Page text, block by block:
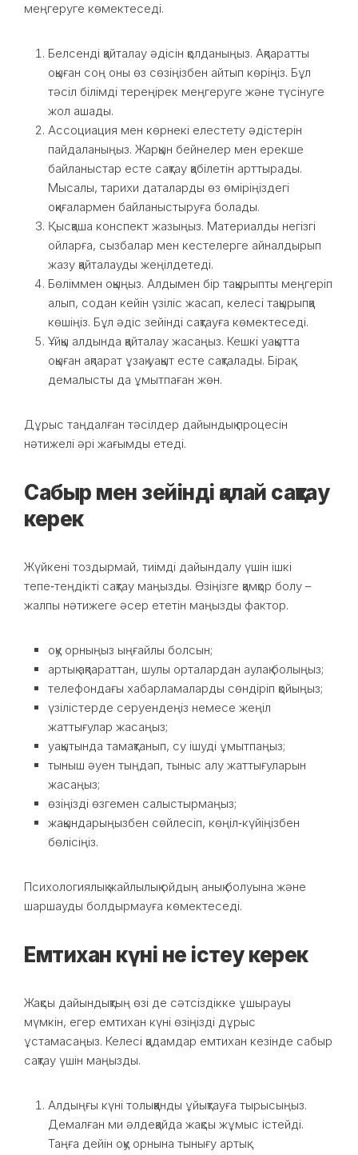
меңгеруге көмектеседі.
Белсенді қайталау әдісін қолданыңыз. Ақпаратты
оқыған соң оны өз сөзіңізбен айтып көріңіз. Бұл
тәсіл білімді тереңірек меңгеруге және түсінуге
жол ашады.
Ассоциация мен көрнекі елестету әдістерін
пайдаланыңыз. Жарқын бейнелер мен ерекше
байланыстар есте сақтау қабілетін арттырады.
Мысалы, тарихи даталарды өз өміріңіздегі
оқиғалармен байланыстыруға болады.
Қысқаша конспект жазыңыз. Материалды негізгі
ойларға, сызбалар мен кестелерге айналдырып
жазу қайталауды жеңілдетеді.
Бөліммен оқыңыз. Алдымен бір тақырыпты меңгеріп
алып, содан кейін үзіліс жасап, келесі тақырыпқа
көшіңіз. Бұл әдіс зейінді сақтауға көмектеседі.
Ұйқы алдында қайталау жасаңыз. Кешкі уақытта
оқыған ақпарат ұзақ уақыт есте сақталады. Бірақ
демалысты да ұмытпаған жөн.
Дұрыс таңдалған тәсілдер дайындық процесін
нәтижелі әрі жағымды етеді.
Сабыр мен зейінді қалай сақтау
керек
Жүйкені тоздырмай, тиімді дайындалу үшін ішкі
тепе‑теңдікті сақтау маңызды. Өзіңізге қамқор болу –
жалпы нәтижеге әсер ететін маңызды фактор.
оқу орныңыз ыңғайлы болсын;
артық ақпараттан, шулы орталардан аулақ болыңыз;
телефондағы хабарламаларды сөндіріп қойыңыз;
үзілістерде серуендеңіз немесе жеңіл
жаттығулар жасаңыз;
уақытында тамақтанып, су ішуді ұмытпаңыз;
тыныш әуен тыңдап, тыныс алу жаттығуларын
жасаңыз;
өзіңізді өзгемен салыстырмаңыз;
жақындарыңызбен сөйлесіп, көңіл‑күйіңізбен
бөлісіңіз.
Психологиялық жайлылық ойдың анық болуына және
шаршауды болдырмауға көмектеседі.
Емтихан күні не істеу керек
Жақсы дайындықтың өзі де сәтсіздікке ұшырауы
мүмкін, егер емтихан күні өзіңізді дұрыс
ұстамасаңыз. Келесі қадамдар емтихан кезінде сабыр
сақтау үшін маңызды.
Алдыңғы күні толыққанды ұйықтауға тырысыңыз.
Демалған ми әлдеқайда жақсы жұмыс істейді.
Таңға дейін оқу орнына тынығу артық.